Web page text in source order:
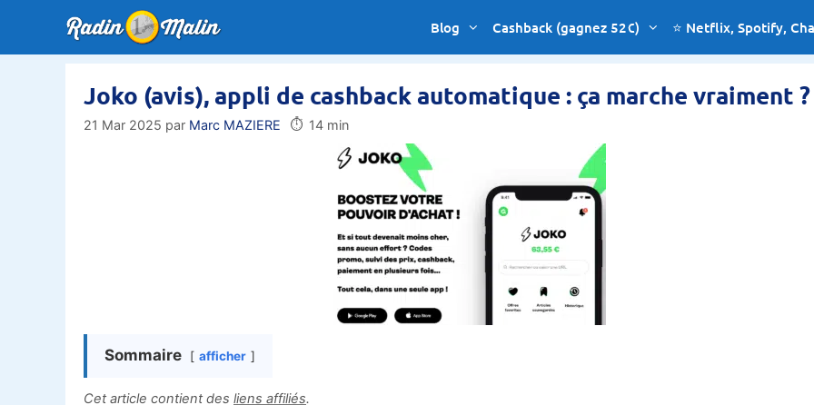
contenu
Blog Cashback (gagnez 52€) ⭐ Netflix, Spotify,
Joko (avis), appli de cashback automatique : ça marche vraiment ?
21 Mar 2025 par Marc MAZIERE ⏱️ 14 min
Sommaire afficher
Cet article contient des liens affiliés.